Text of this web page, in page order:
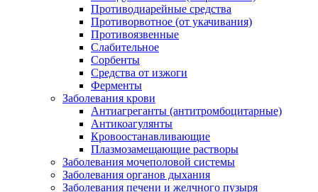
Противодиарейные средства
Противорвотное (от укачивания)
Противоязвенные
Слабительное
Сорбенты
Средства от изжоги
Ферменты
Заболевания крови
Антиагреганты (антитромбоцитарные)
Антикоагулянты
Кровоостанавливающие
Плазмозамещающие растворы
Заболевания мочеполовой системы
Заболевания органов дыхания
Заболевания печени и желчного пузыря